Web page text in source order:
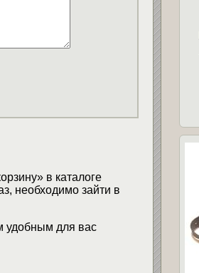
в каталоге
необходимо зайти в
удобным для вас